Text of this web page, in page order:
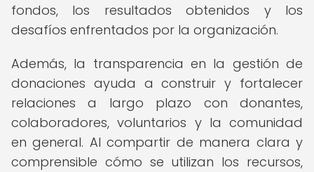
fondos, los resultados obtenidos y los
desafíos enfrentados por la organización.
Además, la transparencia en la gestión de
donaciones ayuda a construir y fortalecer
relaciones a largo plazo con donantes,
colaboradores, voluntarios y la comunidad
en general. Al compartir de manera clara y
comprensible cómo se utilizan los recursos,